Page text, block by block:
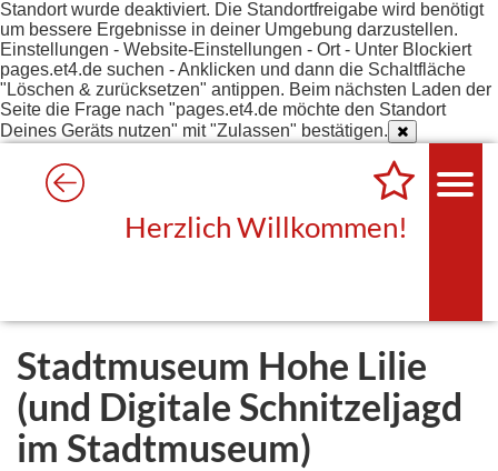
Standort wurde deaktiviert. Die Standortfreigabe wird benötigt
um bessere Ergebnisse in deiner Umgebung darzustellen.
Einstellungen - Website-Einstellungen - Ort - Unter Blockiert
pages.et4.de suchen - Anklicken und dann die Schaltfläche
"Löschen & zurücksetzen" antippen. Beim nächsten Laden der
Seite die Frage nach "pages.et4.de möchte den Standort
Deines Geräts nutzen" mit "Zulassen" bestätigen.
Herzlich Willkommen!
Stadtmuseum Hohe Lilie
(und Digitale Schnitzeljagd
im Stadtmuseum)